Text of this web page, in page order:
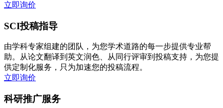
立即询价
SCI投稿指导
由学科专家组建的团队，为您学术道路的每一步提供专业帮
助。从论文翻译到英文润色、从同行评审到投稿支持，为您提
供定制化服务，只为加速您的投稿流程。
立即询价
科研推广服务